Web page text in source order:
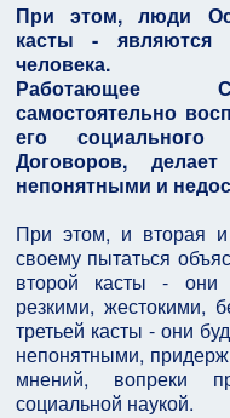
При этом, люди
касты - являются
человека.
Работающее
самостоятельно
его
Договоров,
непонятными и
При этом, и вторая и
своему пытаться
второй касты - они
резкими, жестокими,
третьей касты - они
непонятными,
мнений, вопреки
социальной наукой.